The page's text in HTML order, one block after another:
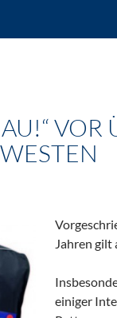
VOR
Jahren gilt
einiger